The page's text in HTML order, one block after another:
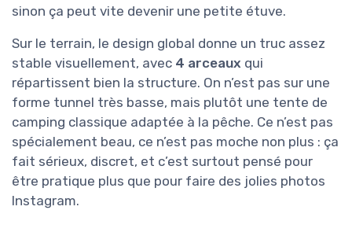
sinon ça peut vite devenir une petite étuve.
Sur le terrain, le design global donne un truc assez
stable visuellement, avec 4 arceaux qui
répartissent bien la structure. On n’est pas sur une
forme tunnel très basse, mais plutôt une tente de
camping classique adaptée à la pêche. Ce n’est pas
spécialement beau, ce n’est pas moche non plus : ça
fait sérieux, discret, et c’est surtout pensé pour
être pratique plus que pour faire des jolies photos
Instagram.